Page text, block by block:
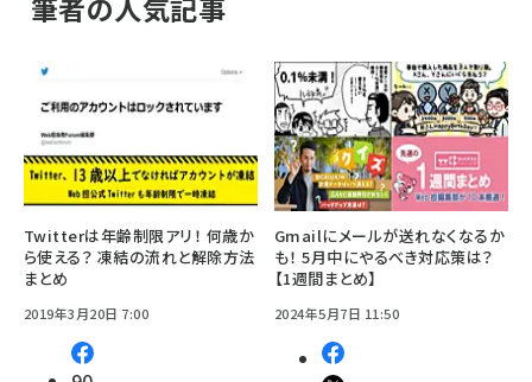
筆者の人気記事
Twitterは年齢制限アリ！ 何歳か
ら使える？ 凍結の流れと解除方法
まとめ
2019年3月20日 7:00
Gmailにメールが送れなくなるか
も！ 5月中にやるべき対応策は？
【1週間まとめ】
2024年5月7日 11:50